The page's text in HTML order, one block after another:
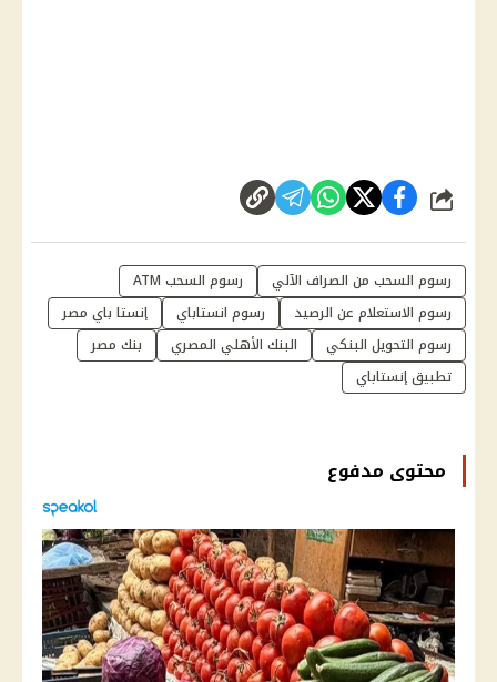
شارك
رسوم السحب من الصراف الآلي
رسوم السحب ATM
رسوم الاستعلام عن الرصيد
رسوم انستاباي
إنستا باي مصر
رسوم التحويل البنكي
البنك الأهلي المصري
بنك مصر
تطبيق إنستاباي
محتوى مدفوع